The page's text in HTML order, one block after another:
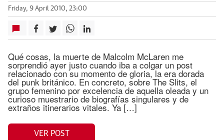
Friday, 9 April 2010, 23:00
Qué cosas, la muerte de Malcolm McLaren me
sorprendió ayer justo cuando iba a colgar un post
relacionado con su momento de gloria, la era dorada
del punk británico. En concreto, sobre The Slits, el
grupo femenino por excelencia de aquella oleada y un
curioso muestrario de biografías singulares y de
extraños itinerarios vitales. Ya […]
VER POST